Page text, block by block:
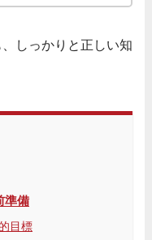
しっかりと正しい知
準備
目標